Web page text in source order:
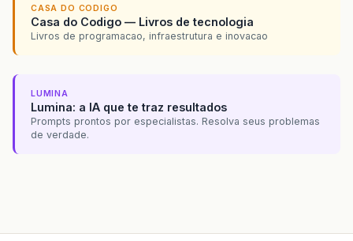
CASA DO CODIGO
Casa do Codigo — Livros de tecnologia
Livros de programacao, infraestrutura e inovacao
LUMINA
Lumina: a IA que te traz resultados
Prompts prontos por especialistas. Resolva seus problemas
de verdade.